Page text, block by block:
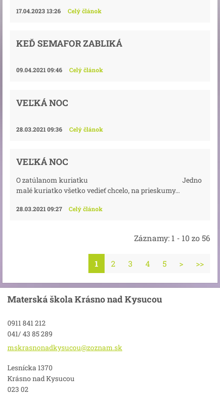
17.04.2023 13:26 Celý článok
KEĎ SEMAFOR ZABLIKÁ
09.04.2021 09:46 Celý článok
VEĽKÁ NOC
28.03.2021 09:36 Celý článok
VEĽKÁ NOC
O zatúlanom kuriatku Jedno
malé kuriatko všetko vedieť chcelo, na prieskumy...
28.03.2021 09:27 Celý článok
Záznamy: 1 - 10 zo 56
1 2 3 4 5 > >>
Materská škola Krásno nad Kysucou
0911 841 212
041/ 43 85 289
mskrasnonadkysucou@zoznam.sk
Lesnícka 1370
Krásno nad Kysucou
023 02